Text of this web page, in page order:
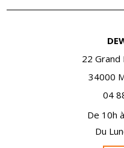
22 Grand
34000
04
De 10h
Du